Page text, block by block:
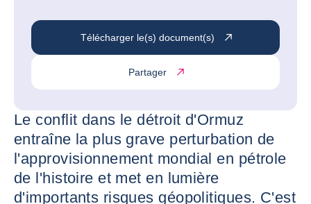
Télécharger le(s) document(s)
Partager
Le conflit dans le détroit d'Ormuz
entraîne la plus grave perturbation de
l'approvisionnement mondial en pétrole
de l'histoire et met en lumière
d'importants risques géopolitiques. C'est